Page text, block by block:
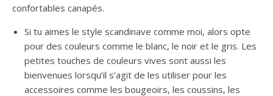
confortables canapés.
Si tu aimes le style scandinave comme moi, alors opte
pour des couleurs comme le blanc, le noir et le gris. Les
petites touches de couleurs vives sont aussi les
bienvenues lorsqu’il s’agit de les utiliser pour les
accessoires comme les bougeoirs, les coussins, les